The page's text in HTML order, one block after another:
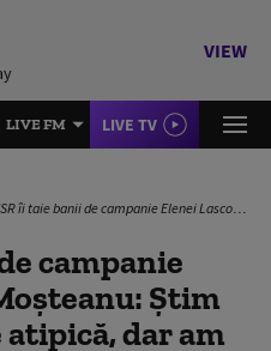
VIEW
LIVE FM LIVE TV
îi taie banii de campanie Elenei Lasconi. Moșteanu: Ştim că este o situaţie atipică, dar am luat deciziile necesare
campanie
Ştim
dar am